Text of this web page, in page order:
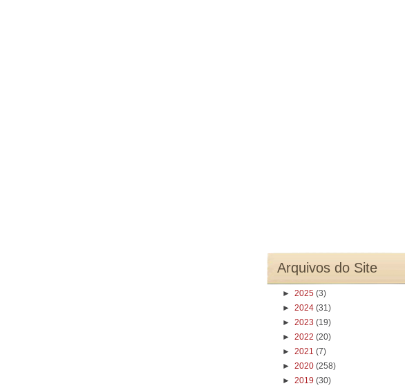
Arquivos do Site
► 2025 (3)
► 2024 (31)
► 2023 (19)
► 2022 (20)
► 2021 (7)
► 2020 (258)
► 2019 (30)